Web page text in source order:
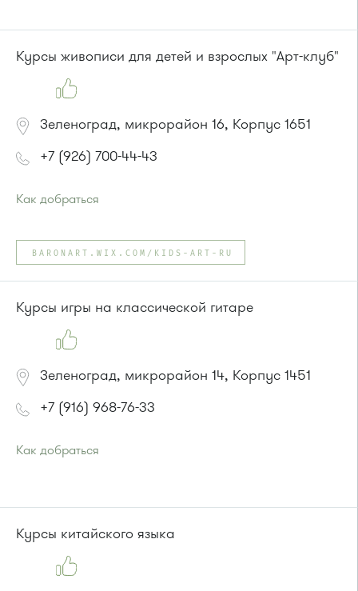
Курсы живописи для детей и взрослых "Арт-клуб"
Зеленоград, микрорайон 16, Корпус 1651
+7 (926) 700-44-43
Как добраться
Автобус № 22.
или до остановки"Пенсионный фонд":
Автобусы № 22, 28, 32, 400к.
BARONART.WIX.COM/KIDS-ART-RU
Курсы игры на классической гитаре
Зеленоград, микрорайон 14, Корпус 1451
+7 (916) 968-76-33
Как добраться
Маршрутка № 164, 417м, 419м, 476м, 479м
или до остановки"Дворец единоборств"
Автобусы № 14, 17, 18, 19, 20, 357, 374, 400к, 495, 497.
Маршрутка № 164, 417м, 419м, 479м, 495, 497
Курсы китайского языка